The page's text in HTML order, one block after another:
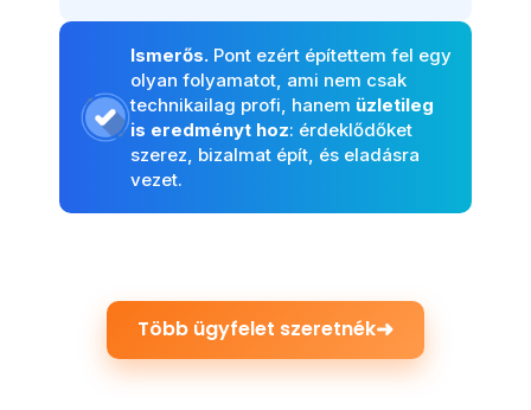
Ismerős.Pont ezért építettem fel egy
olyan folyamatot, ami nem csak
technikailag profi, hanem üzletileg
is eredményt hoz: érdeklődőket
szerez, bizalmat épít, és eladásra
vezet.
Több ügyfelet szeretnék➜